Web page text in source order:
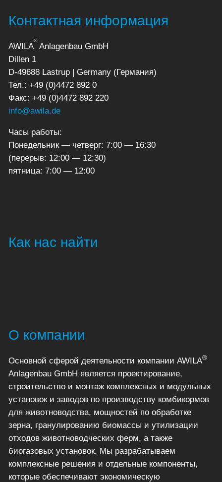
Контактная информация
AWILA
®
Anlagenbau GmbH
Dillen 1
D-49688 Lastrup | Germany (Германия)
Тел.: +49 (0)4472 892 0
Факс: +49 (0)4472 892 220
info@awila.de
Часы работы:
Понедельник — четверг: 7:00 — 16:30
(перерыв: 12:00 — 12:30)
пятница: 7:00 — 12:00
Как нас найти
О компании
Основной сферой деятельности компании AWILA®
Anlagenbau GmbH является проектирование,
строительство и монтаж комплексных и модульных
установок и заводов по производству комбикормов
для животноводства, мощностей по обработке
зерна, гранулированию биомассы и утилизации
отходов животноводческих ферм, а также
биогазовых установок. Мы разрабатываем
комплексные решения и отдельные компоненты,
которые обеспечивают экономическую